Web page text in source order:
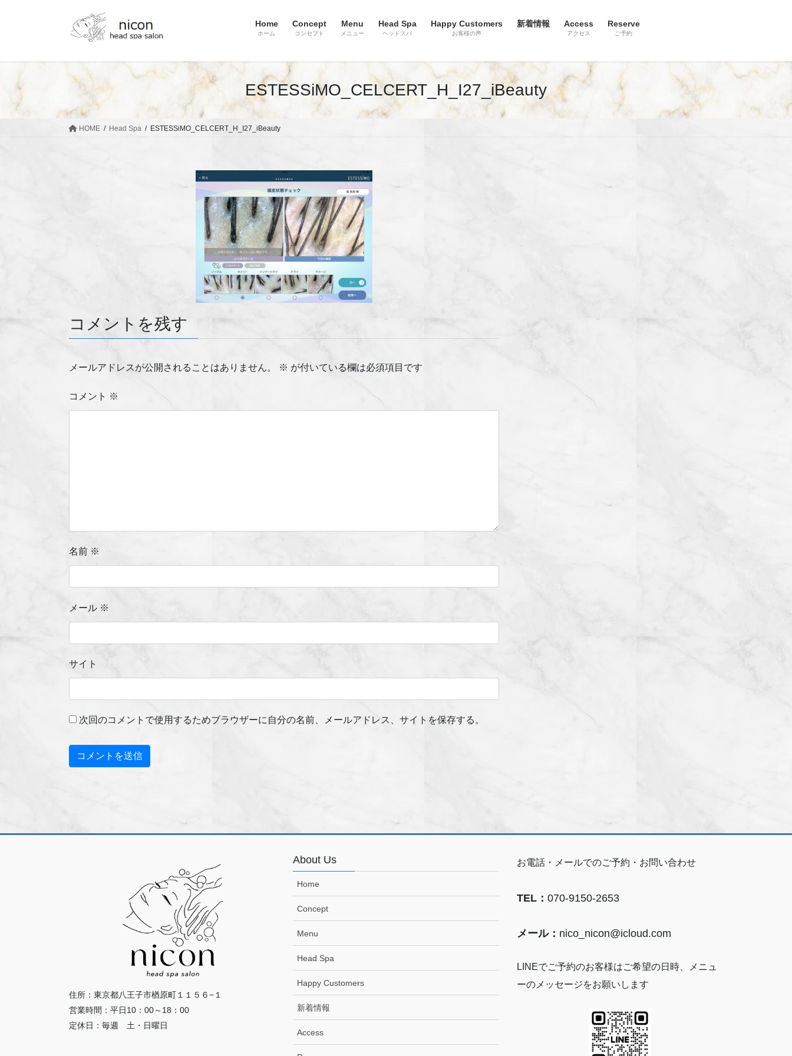
ツ
シ
Home
ホーム
Concept
コンセプト
Menu
メニュー
Head Spa
ヘッドスパ
Happy Customers
お客様の声
新着情報 Access
アクセス
Reserve
ご予約
ESTESSiMO_CELCERT_H_I27_iBeauty
HOME Head Spa ESTESSiMO_CELCERT_H_I27_iBeauty
コメントを残す
メールアドレスが公開されることはありません。 ※ が付いている欄は必須項目です
コメント ※
名前 ※
メール ※
サイト
次回のコメントで使用するためブラウザーに自分の名前、メールアドレス、サイトを保存する。
住所：東京都八王子市楢原町１１５６−１
営業時間：平日10：00～18：00
定休日：毎週 土・日曜日
About Us
Home
Concept
Menu
Head Spa
Happy Customers
新着情報
Access
お電話・メールでのご予約・お問い合わせ
TEL： 070-9150-2653
メール： nico_nicon@icloud.com
LINEでご予約のお客様はご希望の日時、メニュ
ーのメッセージをお願いします